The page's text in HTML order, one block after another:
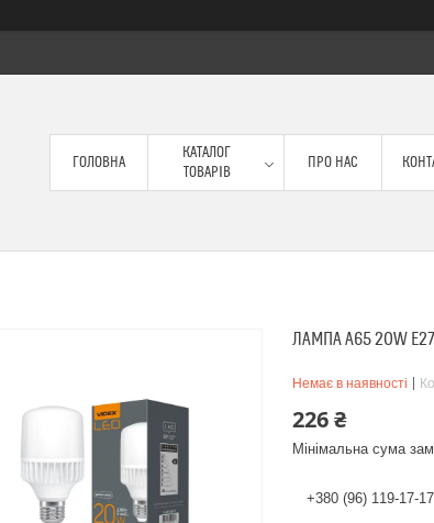
ГОЛОВНА
КАТАЛОГ
ТОВАРІВ
ПРО НАС
ЛАМПА A65 20W
Немає в наявності
226 ₴
Мінімальна сума
+380 (96) 119-17-17